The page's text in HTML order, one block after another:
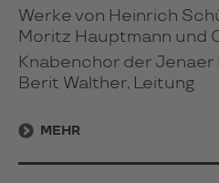
Werke von Heinrich
Moritz Hauptmann und
Knabenchor der Jenaer
Berit Walther, Leitung
MEHR